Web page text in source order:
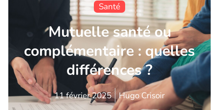
Santé
Mutuelle santé ou
complémentaire : quelles
différences ?
11 février 2025 Hugo Crisoir